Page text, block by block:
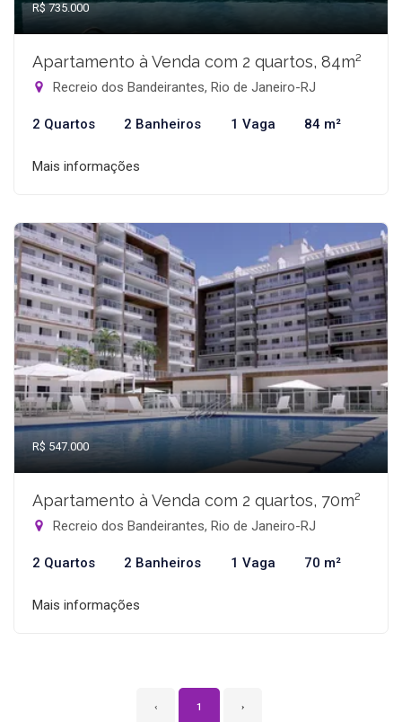
R$ 735.000
Apartamento à Venda com 2 quartos, 84m²
Recreio dos Bandeirantes, Rio de Janeiro-RJ
2 Quartos 2 Banheiros 1 Vaga 84 m²
Mais informações
R$ 547.000
Apartamento à Venda com 2 quartos, 70m²
Recreio dos Bandeirantes, Rio de Janeiro-RJ
2 Quartos 2 Banheiros 1 Vaga 70 m²
Mais informações
‹ 1 ›